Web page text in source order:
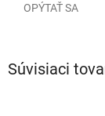
OPÝTAŤ SA
Súvisiaci